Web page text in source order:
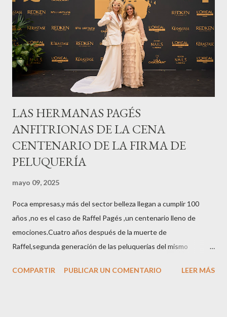
LAS HERMANAS PAGÉS
ANFITRIONAS DE LA CENA
CENTENARIO DE LA FIRMA DE
PELUQUERÍA
mayo 09, 2025
Poca empresas,y más del sector belleza llegan a cumplir 100
años ,no es el caso de Raffel Pagés ,un centenario lleno de
emociones.Cuatro años después de la muerte de
Raffel,segunda generación de las peluquerías del mismo
sector en una cena de reconocimiento.Sus hijas Carolina (CEO
COMPARTIR PUBLICAR UN COMENTARIO LEER MÁS